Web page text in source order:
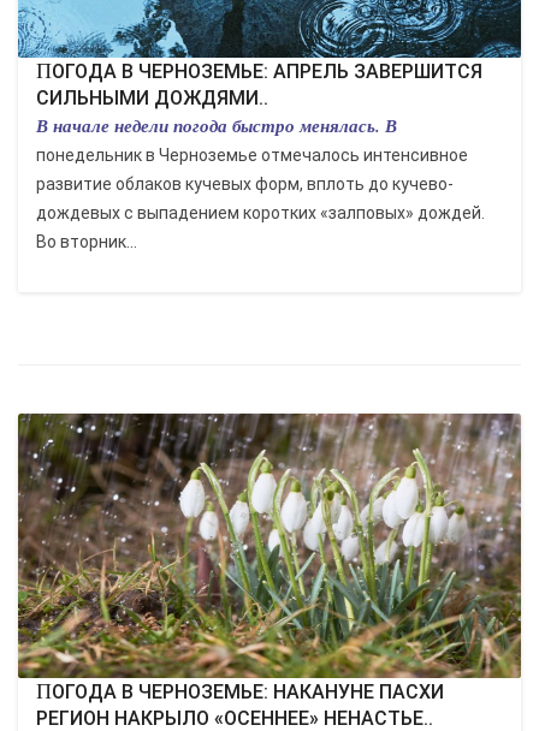
ПОГОДА В ЧЕРНОЗЕМЬЕ: АПРЕЛЬ ЗАВЕРШИТСЯ
СИЛЬНЫМИ ДОЖДЯМИ..
В начале недели погода быстро менялась. В
понедельник в Черноземье отмечалось интенсивное
развитие облаков кучевых форм, вплоть до кучево-
дождевых с выпадением коротких «залповых» дождей.
Во вторник...
ПОГОДА В ЧЕРНОЗЕМЬЕ: НАКАНУНЕ ПАСХИ
РЕГИОН НАКРЫЛО «ОСЕННЕЕ» НЕНАСТЬЕ..